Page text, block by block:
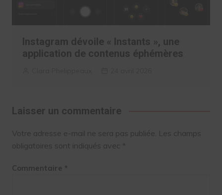
Instagram dévoile « Instants », une
application de contenus éphémères
Laisser un commentaire
Votre adresse e-mail ne sera pas publiée. Les champs
obligatoires sont indiqués avec *
Commentaire *